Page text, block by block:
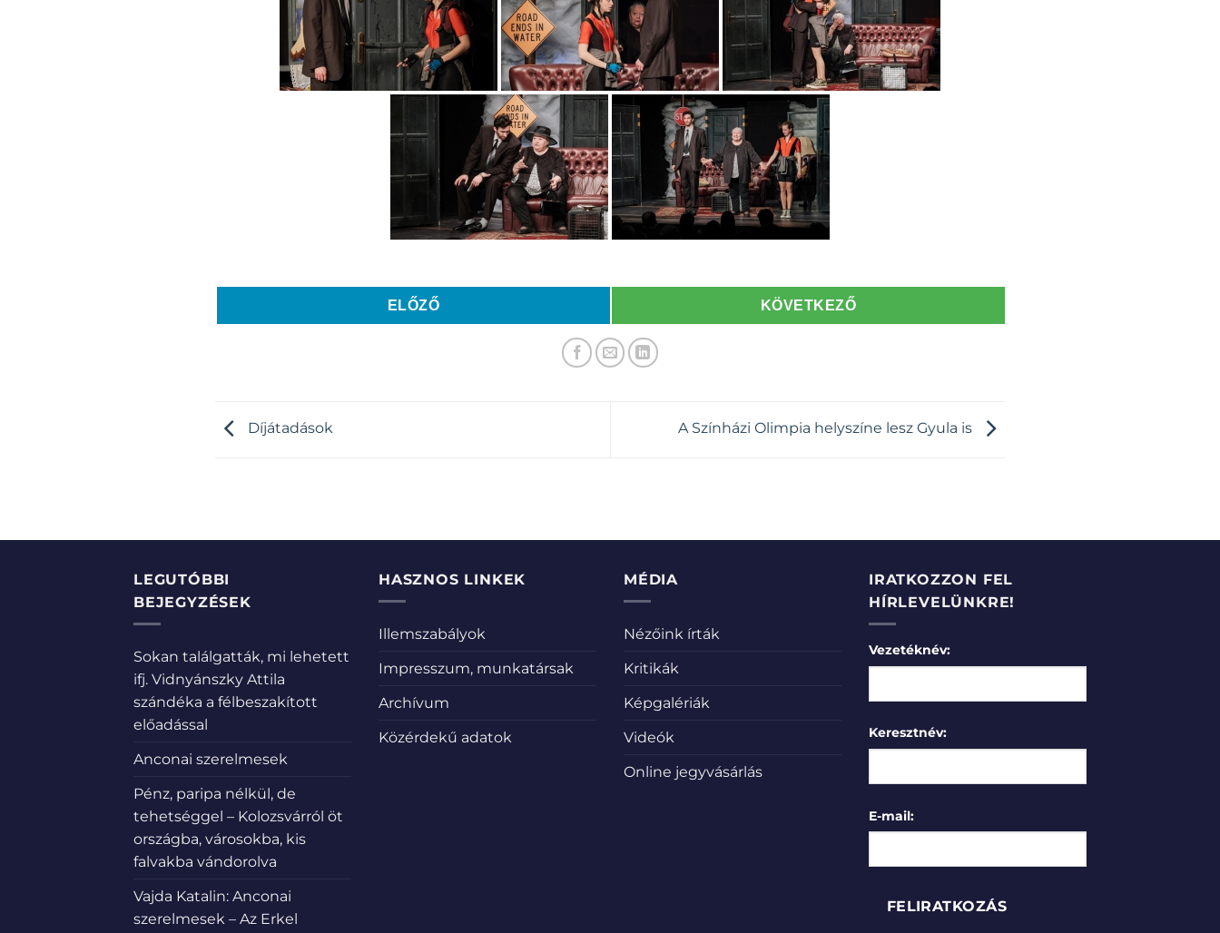
ELŐZŐ KÖVETKEZŐ
Díjátadások A Színházi Olimpia helyszíne lesz Gyula is
LEGUTÓBBI
BEJEGYZÉSEK
Sokan találgatták, mi lehetett
ifj. Vidnyánszky Attila
szándéka a félbeszakított
előadással
Anconai szerelmesek
Pénz, paripa nélkül, de
tehetséggel – Kolozsvárról öt
országba, városokba, kis
falvakba vándorolva
Vajda Katalin: Anconai
szerelmesek – Az Erkel
HASZNOS LINKEK
Illemszabályok
Impresszum, munkatársak
Archívum
Közérdekű adatok
MÉDIA
Nézőink írták
Kritikák
Képgalériák
Videók
Online jegyvásárlás
IRATKOZZON FEL
HÍRLEVELÜNKRE!
Vezetéknév:
Keresztnév:
E-mail: